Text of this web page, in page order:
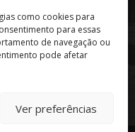
como cookies para
para essas
de navegação ou
pode afetar
Ver preferências